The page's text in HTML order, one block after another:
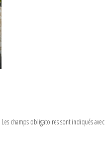
Les champs obligatoires sont indiqués avec